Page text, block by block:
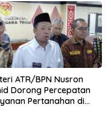
ATR/BPN Nusron
Dorong Percepatan
Pertanahan di